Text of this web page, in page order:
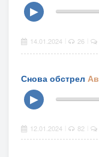
▶
14.01.2024 26
Снова обстрел
▶
12.01.2024 82